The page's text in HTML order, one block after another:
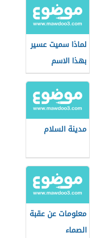
لماذا سميت عسير
بهذا الاسم
مدينة السلام
معلومات عن عقبة
الصماء